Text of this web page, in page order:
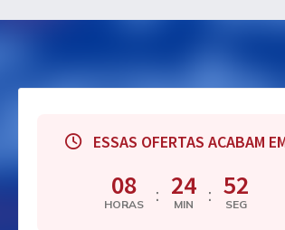
ESSAS OFERTAS ACABAM
08
HORAS : 24
MIN : 51
SEG